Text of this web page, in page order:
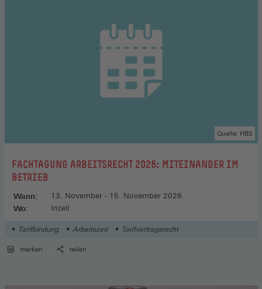
:FACHTAGUNG ARBEITSRECHT 2026: MITEINANDER IM
BETRIEB
Quelle: HBS
Wann: 13. November - 15. November 2026
Wo: Inzell
Tarifbindung Arbeitszeit Tarifvertragsrecht
merken teilen